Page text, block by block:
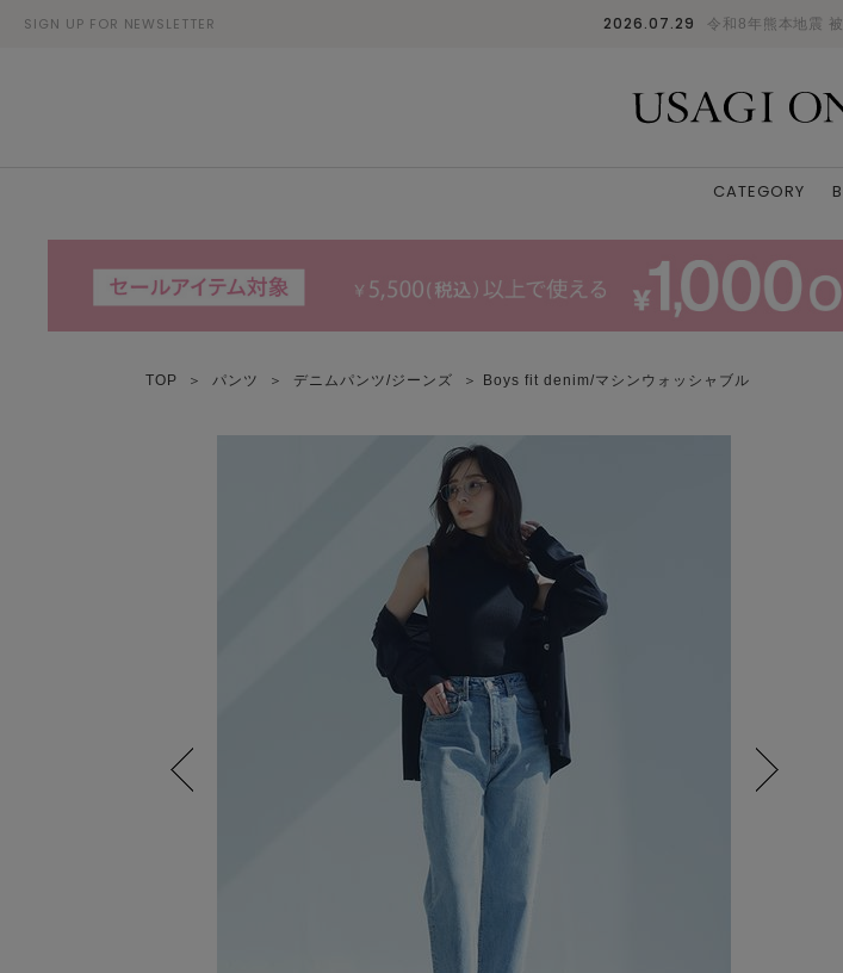
SIGN UP FOR NEWSLETTER 2026.07.29 令和8年熊本地震
CATEGORY
TOP ＞ パンツ ＞ デニムパンツ/ジーンズ ＞ Boys fit denim/マシンウォッシャブル